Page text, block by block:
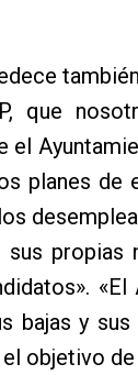
que
el
planes de
propias
bajas y
objetivo